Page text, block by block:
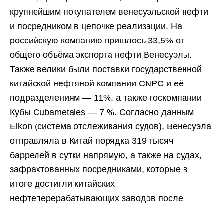
крупнейшим покупателем венесуэльской нефти
и посредником в цепочке реализации. На
российскую компанию пришлось 33,5% от
общего объёма экспорта нефти Венесуэлы.
Также велики были поставки государственной
китайской нефтяной компании CNPC и её
подразделениям — 11%, а также госкомпании
Кубы Cubametales — 7 %. Согласно данным
Eikon (система отслеживания судов), Венесуэла
отправляла в Китай порядка 319 тысяч
баррелей в сутки напрямую, а также на судах,
зафрахтованных посредниками, которые в
итоге достигли китайских
нефтеперерабатывающих заводов после